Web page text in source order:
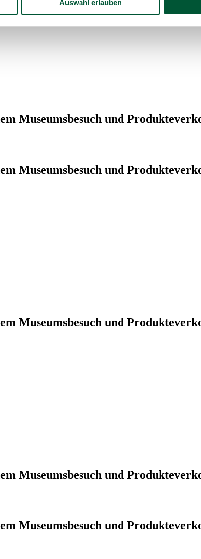
Auswahl erlauben
Museumsbesuch und
Museumsbesuch und
Museumsbesuch und
Museumsbesuch und
Museumsbesuch und